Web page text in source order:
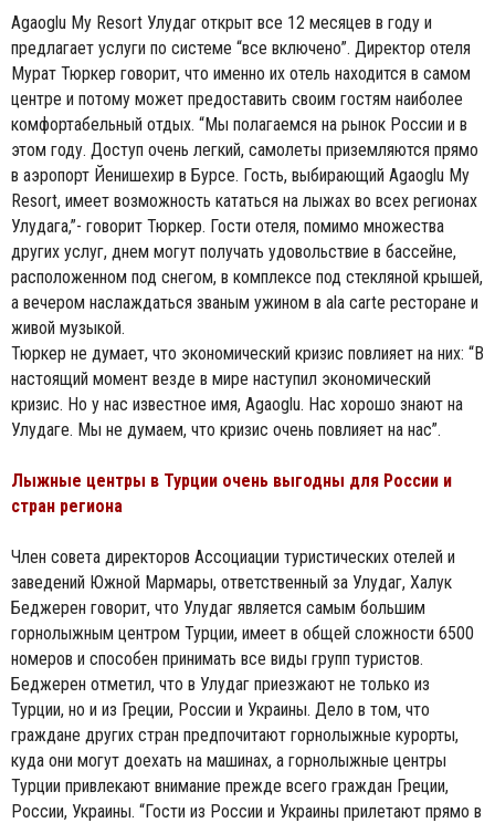
Agaoglu My Resort Улудаг открыт все 12 месяцев в году и
предлагает услуги по системе “все включено”. Директор отеля
Мурат Тюркер говорит, что именно их отель находится в самом
центре и потому может предоставить своим гостям наиболее
комфортабельный отдых. “Мы полагаемся на рынок России и в
этом году. Доступ очень легкий, самолеты приземляются прямо
в аэропорт Йенишехир в Бурсе. Гость, выбирающий Agaoglu My
Resort, имеет возможность кататься на лыжах во всех регионах
Улудага,”- говорит Тюркер. Гости отеля, помимо множества
других услуг, днем могут получать удовольствие в бассейне,
расположенном под снегом, в комплексе под стекляной крышей,
а вечером наслаждаться званым ужином в ala carte ресторане и
живой музыкой.
Тюркер не думает, что экономический кризис повлияет на них: “В
настоящий момент везде в мире наступил экономический
кризис. Но у нас известное имя, Agaoglu. Нас хорошо знают на
Улудаге. Мы не думаем, что кризис очень повлияет на нас”.
Лыжные центры в Турции очень выгодны для России и
стран региона
Член совета директоров Ассоциации туристических отелей и
заведений Южной Мармары, ответственный за Улудаг, Халук
Беджерен говорит, что Улудаг является самым большим
горнолыжным центром Турции, имеет в общей сложности 6500
номеров и способен принимать все виды групп туристов.
Беджерен отметил, что в Улудаг приезжают не только из
Турции, но и из Греции, России и Украины. Дело в том, что
граждане других стран предпочитают горнолыжные курорты,
куда они могут доехать на машинах, а горнолыжные центры
Турции привлекают внимание прежде всего граждан Греции,
России, Украины. “Гости из России и Украины прилетают прямо в